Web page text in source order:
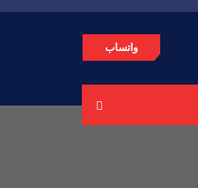
واتساب